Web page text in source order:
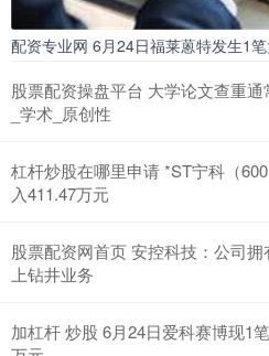
配资专业网 6月24日福莱蒽特发生1
股票配资操盘平台 大学论文查重
_学术_原创性
杠杆炒股在哪里申请 *ST宁科（
入411.47万元
股票配资网首页 安控科技：公司
上钻井业务
加杠杆 炒股 6月24日爱科赛博现1